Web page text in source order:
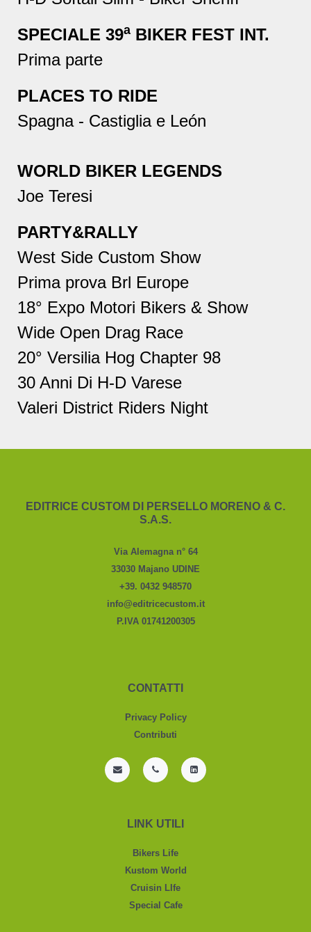
SPECIALE 39a BIKER FEST INT.
Prima parte
PLACES TO RIDE
Spagna - Castiglia e León
WORLD BIKER LEGENDS
Joe Teresi
PARTY&RALLY
West Side Custom Show
Prima prova Brl Europe
18° Expo Motori Bikers & Show
Wide Open Drag Race
20° Versilia Hog Chapter 98
30 Anni Di H-D Varese
Valeri District Riders Night
EDITRICE CUSTOM DI PERSELLO MORENO & C.
S.A.S.
Via Alemagna n° 64
33030 Majano UDINE
+39. 0432 948570
info@editricecustom.it
P.IVA 01741200305
CONTATTI
Privacy Policy
Contributi
LINK UTILI
Bikers Life
Kustom World
Cruisin LIfe
Special Cafe